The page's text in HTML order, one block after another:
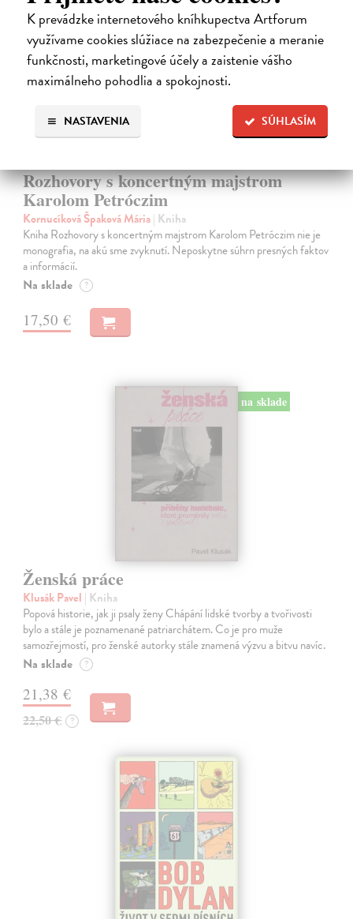
K prevádzke internetového kníhkupectva Artforum
využívame cookies slúžiace na zabezpečenie a meranie
funkčnosti, marketingové účely a zaistenie vášho
maximálneho pohodlia a spokojnosti.
SÚHLASÍM
NASTAVENIA
na sklade
Rozhovory s koncertným majstrom
Karolom Petróczim
Kornucíková Špaková Mária| Kniha
Kniha Rozhovory s koncertným majstrom Karolom Petróczim nie je
monografia, na akú sme zvyknutí. Neposkytne súhrn presných faktov
a informácií.
Na sklade ?
17,50 €
na sklade
Ženská práce
Klusák Pavel | Kniha
Popová historie, jak ji psaly ženy Chápání lidské tvorby a tvořivosti
bylo a stále je poznamenané patriarchátem. Co je pro muže
samozřejmostí, pro ženské autorky stále znamená výzvu a bitvu navíc.
Na sklade ?
21,38 €
22,50 € ?